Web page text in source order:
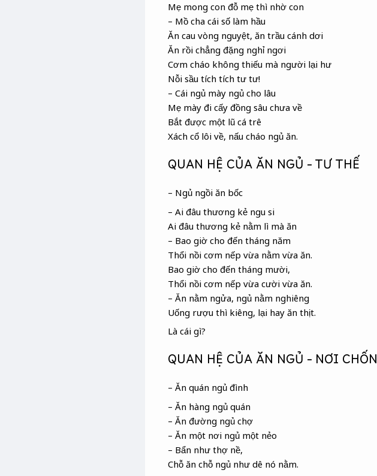
Mẹ mong con đỗ mẹ thì nhờ con
– Mồ cha cái số làm hầu
Ăn cau vòng nguyệt, ăn trầu cánh dơi
Ăn rồi chẳng đặng nghỉ ngơi
Cơm cháo không thiếu mà người lại hư
Nỗi sầu tích tích tư tư!
– Cái ngủ mày ngủ cho lâu
Mẹ mày đi cấy đồng sâu chưa về
Bắt được một lũ cá trê
Xách cổ lôi về, nấu cháo ngủ ăn.
QUAN HỆ CỦA ĂN NGỦ – TƯ THẾ
– Ngủ ngồi ăn bốc
– Ai đâu thương kẻ ngu si
Ai đâu thương kẻ nằm lì mà ăn
– Bao giờ cho đến tháng năm
Thổi nồi cơm nếp vừa nằm vừa ăn.
Bao giờ cho đến tháng mười,
Thổi nồi cơm nếp vừa cười vừa ăn.
– Ăn nằm ngửa, ngủ nằm nghiêng
Uống rượu thì kiêng, lại hay ăn thịt.
Là cái gì?
QUAN HỆ CỦA ĂN NGỦ – NƠI CHỐN
– Ăn quán ngủ đình
– Ăn hàng ngủ quán
– Ăn đường ngủ chợ
– Ăn một nơi ngủ một nẻo
– Bẩn như thợ nề,
Chỗ ăn chỗ ngủ như dê nó nằm.